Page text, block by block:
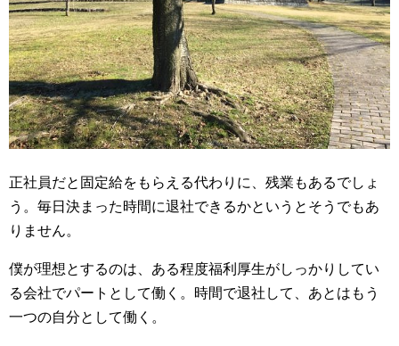
正社員だと固定給をもらえる代わりに、残業もあるでしょ
う。毎日決まった時間に退社できるかというとそうでもあ
りません。
僕が理想とするのは、ある程度福利厚生がしっかりしてい
る会社でパートとして働く。時間で退社して、あとはもう
一つの自分として働く。